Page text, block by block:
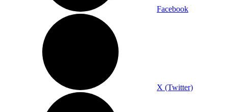
Facebook
X (Twitter)